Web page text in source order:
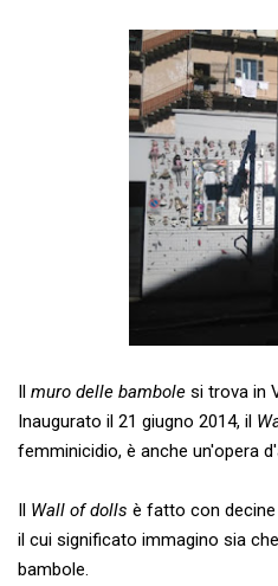
Il muro delle bambole si trova in
Inaugurato il 21 giugno 2014, il
femminicidio, è anche un'opera
Il Wall of dolls è fatto con decine
il cui significato immagino sia
bambole.